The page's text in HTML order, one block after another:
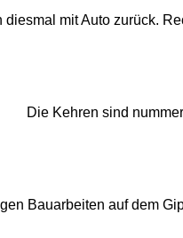
mit Auto zurück.
Die Kehren sind
Bauarbeiten auf dem